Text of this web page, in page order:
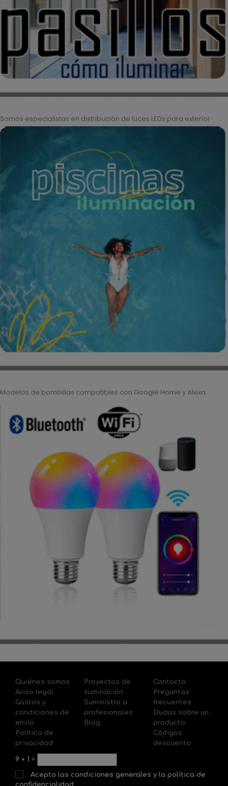
Somos especialistas en distribución de luces LEDs para exterior
Modelos de bombillas compatibles con Google Home y Alexa
Quiénes somos
Aviso legal
Gastos y
condiciones de
envío
Política de
privacidad
Proyectos de
iluminación
Suministro a
profesionales
Blog
Contacto
Preguntas
frecuentes
Dudas sobre un
producto
Códigos
descuento
9 + 1 =
Acepto las condiciones generales y la política de
confidencialidad